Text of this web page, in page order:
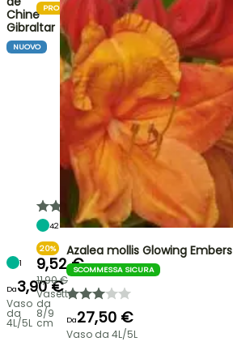
Chine
Gibraltar
NUOVO
1
Da3,90 €
Vaso
da
4L/5L
PROMOZIONE
42
20%
9,52 €
11,90 €
Vasetto
da
8/9
cm
Azalea mollis Glowing Embers
SCOMMESSA SICURA
Da27,50 €
Vaso da 4L/5L